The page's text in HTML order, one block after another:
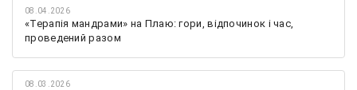
08.04.2026
«Терапія мандрами» на Плаю: гори, відпочинок і час,
проведений разом
08.03.2026